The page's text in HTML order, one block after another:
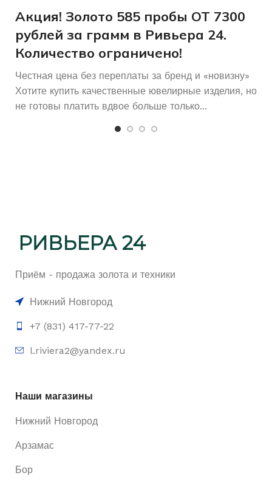
Акция! Золото 585 пробы ОТ 7300
рублей за грамм в Ривьера 24.
Количество ограничено!
Честная цена без переплаты за бренд и «новизну»
Хотите купить качественные ювелирные изделия, но
не готовы платить вдвое больше только...
Приём - продажа золота и техники
Нижний Новгород
+7 (831) 417-77-22
l.riviera2@yandex.ru
Наши магазины
Нижний Новгород
Арзамас
Бор